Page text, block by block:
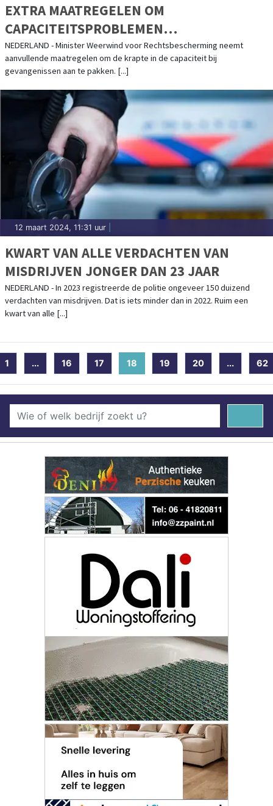
EXTRA MAATREGELEN OM
CAPACITEITSPROBLEMEN
GEVANGENISSEN AAN TE PAKKEN
NEDERLAND - Minister Weerwind voor Rechtsbescherming neemt
aanvullende maatregelen om de krapte in de capaciteit bij
gevangenissen aan te pakken. [...]
12 maart 2024, 11:31 uur
KWART VAN ALLE VERDACHTEN VAN
MISDRIJVEN JONGER DAN 23 JAAR
NEDERLAND - In 2023 registreerde de politie ongeveer 150 duizend
verdachten van misdrijven. Dat is iets minder dan in 2022. Ruim een
kwart van alle [...]
1 ... 16 17 18 (current)
19 20 ... 62